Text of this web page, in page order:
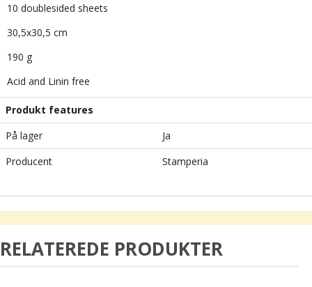
10 doublesided sheets
30,5x30,5 cm
190 g
Acid and Linin free
Produkt features
På lager
Ja
Producent
Stamperia
RELATEREDE PRODUKTER